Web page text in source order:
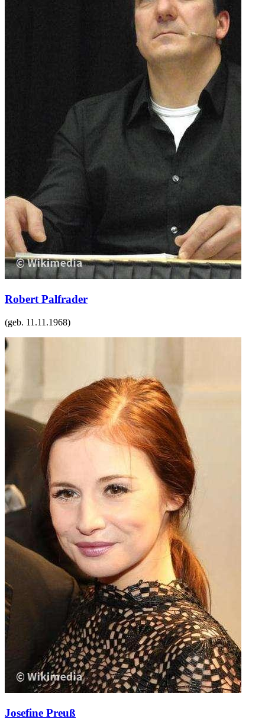
Robert Palfrader
(geb. 11.11.1968)
Josefine Preuß